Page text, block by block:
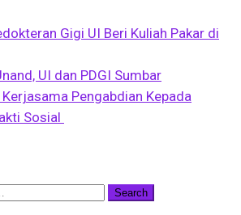
Gigi UI Beri Kuliah Pakar di
UI dan PDGI Sumbar
Pengabdian Kepada
Sosial